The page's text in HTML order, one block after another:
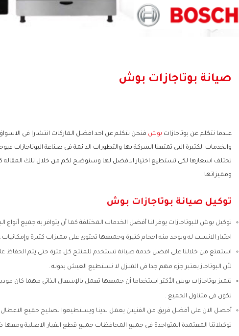
صيانة بوتاجازات بوش
عندما نتكلم عن بوتاجازات بوش فنحن نتكلم عن احد افضل الماركات انتشارا فى الاسواق
والخدمات الكثيرة التى تمتعنا الشركة بها والتطورات الدائمة فى صناعة البوتاجازات
تختلف اسعارها لكى تستطيع اختيار الافضل لها وسنوضح لكم من خلال تلك
ومميزاتها .
توكيل صيانة بوتاجازات بوش
توكيل بوش للبوتاجازات يوفر لنا أفضل الخدمات المختلفة كما أن يتوافر به جميع أنواع
اختيار الانسب له ويوجد منه احجام كثيرة وجميعها تحتوى على مميزات كثيرة وإمكانيات
استمتع من خلالنا على افضل خدمة صيانة تستخدم للمنتج كل فترة حتى يتم الحفاظ
لأن البوتاجاز يعتبر جزء مهم جدا فى المنزل لا نستطيع العيش بدونه .
تتميز بوتاجازات بوش الأكثر استخداما أن جميعها تعمل بالإشعال الذاتي مهما كان
تكون فى متناول الجميع .
أحصل الان على أفضل فريق من الفنيين يعمل لدينا ويستطيعوا تصليح جميع
توكيلاتنا المعتمدة المتواجدة فى جميع المحافظات جميع قطع الغيار الاصلية